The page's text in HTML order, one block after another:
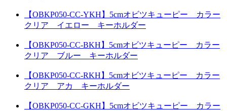
【OBKP050-CC-YKH】5cmオビツキューピー カラー
クリア イエロー キーホルダー
【OBKP050-CC-BKH】5cmオビツキューピー カラー
クリア ブルー キーホルダー
【OBKP050-CC-RKH】5cmオビツキューピー カラー
クリア アカ キーホルダー
【OBKP050-CC-GKH】5cmオビツキューピー カラー